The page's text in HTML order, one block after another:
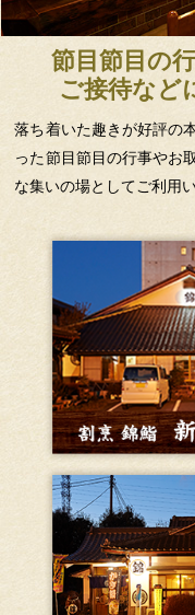
節目節目の
ご接待など
落ち着いた趣きが好評の
った節目節目の行事やお
な集いの場としてご利用